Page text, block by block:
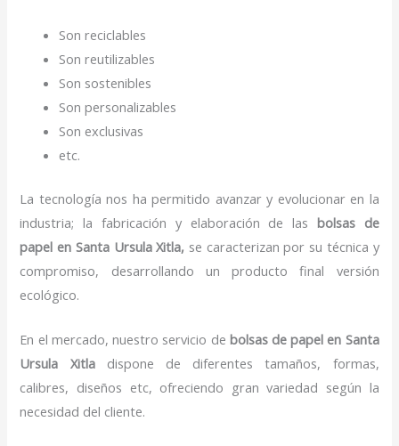
Son reciclables
Son reutilizables
Son sostenibles
Son personalizables
Son exclusivas
etc.
La tecnología nos ha permitido avanzar y evolucionar en la
industria; la fabricación y elaboración de las bolsas de
papel en Santa Ursula Xitla, se caracterizan por su técnica y
compromiso, desarrollando un producto final versión
ecológico.
En el mercado, nuestro servicio de bolsas de papel en Santa
Ursula Xitla dispone de diferentes tamaños, formas,
calibres, diseños etc, ofreciendo gran variedad según la
necesidad del cliente.